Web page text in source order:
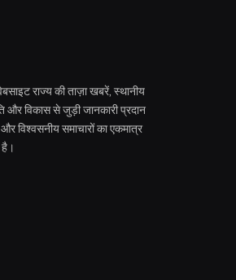
राज्य की ताज़ा खबरें, स्थानीय
और विकास से जुड़ी जानकारी प्रदान
विश्वसनीय समाचारों का एकमात्र
है।